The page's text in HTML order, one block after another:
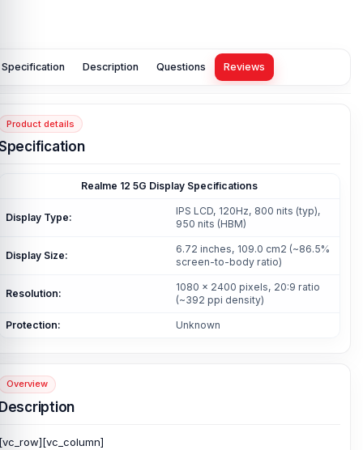
Specification Description Questions Reviews
Product details
Realme 12 5G Display Specifications
Display Type:
IPS LCD, 120Hz, 800 nits (typ),
950 nits (HBM)
Display Size:
6.72 inches, 109.0 cm2 (~86.5%
screen-to-body ratio)
Resolution:
1080 x 2400 pixels, 20:9 ratio
(~392 ppi density)
Protection: Unknown
Overview